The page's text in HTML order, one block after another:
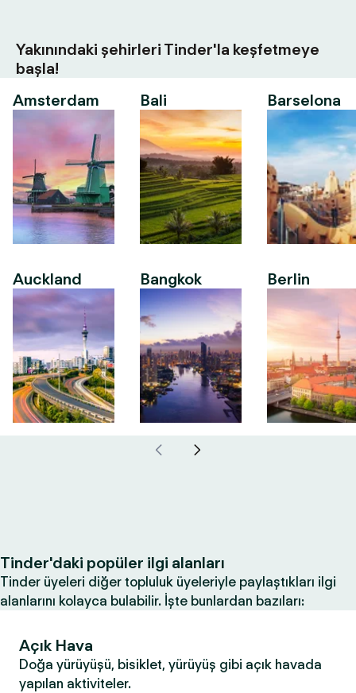
Yakınındaki şehirleri Tinder'la keşfetmeye
başla!
Amsterdam
Auckland
Bali
Bangkok
Barselona
Berlin
Tinder'daki popüler ilgi alanları
Tinder üyeleri diğer topluluk üyeleriyle paylaştıkları ilgi
alanlarını kolayca bulabilir. İşte bunlardan bazıları:
Açık Hava
Doğa yürüyüşü, bisiklet, yürüyüş gibi açık havada
yapılan aktiviteler.